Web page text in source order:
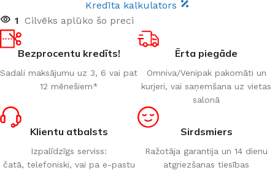
Kredīta kalkulators
1 Cilvēks aplūko šo preci
Bezprocentu kredīts!
Sadali maksājumu uz 3, 6 vai pat
12 mēnešiem*
Ērta piegāde
Omniva/Venipak pakomāti un
kurjeri, vai saņemšana uz vietas
salonā
Klientu atbalsts
Izpalīdzīgs serviss:
čatā, telefoniski, vai pa e-pastu
Sirdsmiers
Ražotāja garantija un 14 dienu
atgriezšanas tiesības